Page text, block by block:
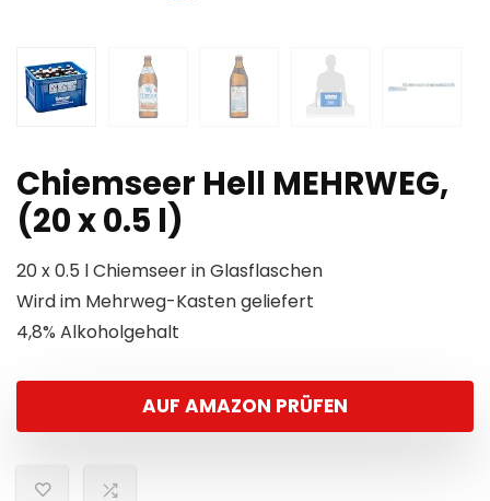
Chiemseer Hell MEHRWEG,
(20 x 0.5 l)
20 x 0.5 l Chiemseer in Glasflaschen
Wird im Mehrweg-Kasten geliefert
4,8% Alkoholgehalt
AUF AMAZON PRÜFEN